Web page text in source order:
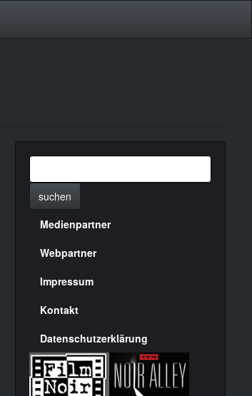
suchen
Menülinks
rechte
Seite
Medienpartner
Webpartner
Impressum
Kontakt
Datenschutzerklärung